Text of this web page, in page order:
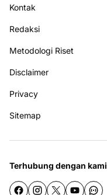
Kontak
Redaksi
Metodologi Riset
Disclaimer
Privacy
Sitemap
Terhubung dengan kami